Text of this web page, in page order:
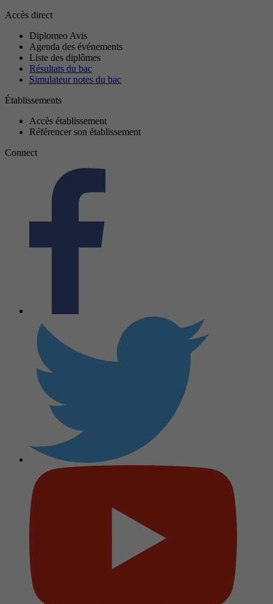
Accès direct
Diplomeo Avis
Agenda des événements
Liste des diplômes
Résultats du bac
Simulateur notes du bac
Établissements
Accès établissement
Référencer son établissement
Connect